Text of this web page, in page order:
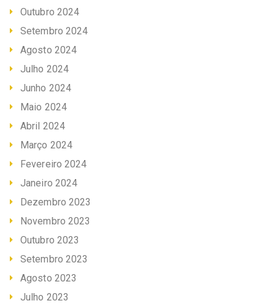
Outubro 2024
Setembro 2024
Agosto 2024
Julho 2024
Junho 2024
Maio 2024
Abril 2024
Março 2024
Fevereiro 2024
Janeiro 2024
Dezembro 2023
Novembro 2023
Outubro 2023
Setembro 2023
Agosto 2023
Julho 2023